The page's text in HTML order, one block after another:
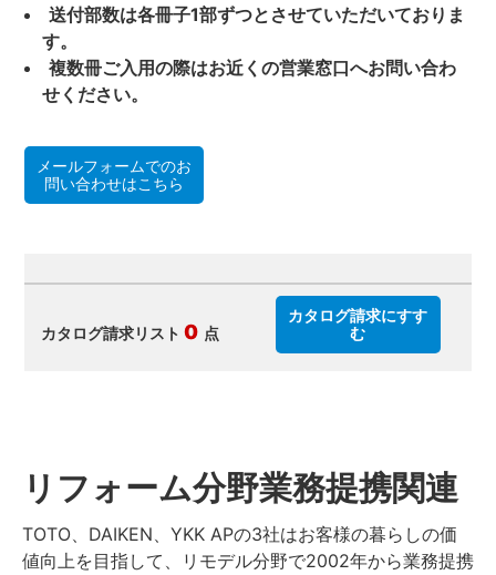
送付部数は各冊子1部ずつとさせていただいておりま
す。
複数冊ご入用の際はお近くの営業窓口へお問い合わ
せください。
メールフォームでのお
問い合わせはこちら
カタログ請求リスト 0 点
カタログ請求にすす
む
リフォーム分野業務提携関連
TOTO、DAIKEN、YKK APの3社はお客様の暮らしの価
値向上を目指して、リモデル分野で2002年から業務提携